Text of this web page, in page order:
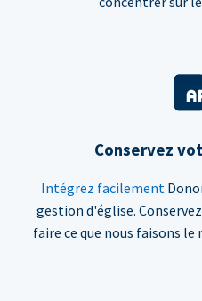
Conservez
Intégrez facilement
gestion d'église.
faire ce que nous faisons le